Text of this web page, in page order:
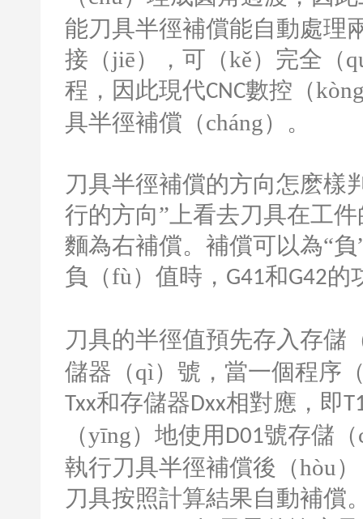
能刀具半徑補償能自動處理
接（jiē），可（kě）完全（
程，因此現代CNC數控（
具半徑補償（cháng）。
刀具半徑補償的方向怎麽樣
行的方向”上看去刀具在工
麵為右補償。補償可以為“
負（fù）值時， G41和G42的
刀具的半徑值預先存入存儲
儲器（qì）號，當一個程序
Txx和存儲器Dxx相對應，即
（yīng）地使用 D01號存儲
執行刀具半徑補償後（hòu
刀具按照計算結果自動補償